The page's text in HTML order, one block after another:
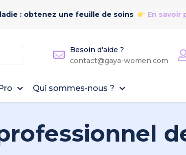
: obtenez une feuille de soins En savoir
Besoin d'aide ?
contact@gaya-women.com
Qui sommes-nous ?